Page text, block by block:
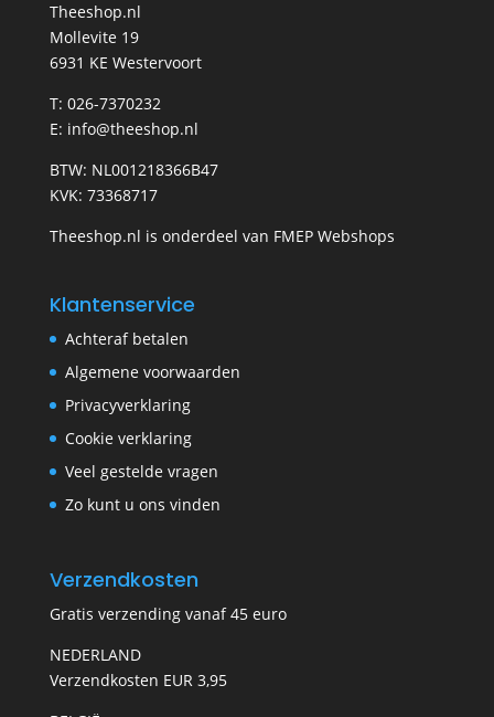
Theeshop.nl
Mollevite 19
6931 KE Westervoort
T: 026-7370232
E: info@theeshop.nl
BTW: NL001218366B47
KVK: 73368717
Theeshop.nl is onderdeel van FMEP Webshops
Klantenservice
Achteraf betalen
Algemene voorwaarden
Privacyverklaring
Cookie verklaring
Veel gestelde vragen
Zo kunt u ons vinden
Verzendkosten
Gratis verzending vanaf 45 euro
NEDERLAND
Verzendkosten EUR 3,95